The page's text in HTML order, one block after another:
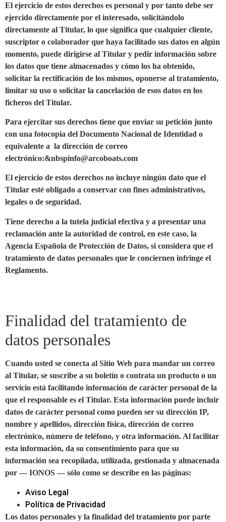
El ejercicio de estos derechos es personal y por tanto debe ser
ejercido directamente por el interesado, solicitándolo
directamente al Titular, lo que significa que cualquier cliente,
suscriptor o colaborador que haya facilitado sus datos en algún
momento, puede dirigirse al Titular y pedir información sobre
los datos que tiene almacenados y cómo los ha obtenido,
solicitar la rectificación de los mismos, oponerse al tratamiento,
limitar su uso o solicitar la cancelación de esos datos en los
ficheros del Titular.
Para ejercitar sus derechos tiene que enviar su petición junto
con una fotocopia del Documento Nacional de Identidad o
equivalente a la dirección de correo
electrónico:&nbspinfo@arcoboats.com
El ejercicio de estos derechos no incluye ningún dato que el
Titular esté obligado a conservar con fines administrativos,
legales o de seguridad.
Tiene derecho a la tutela judicial efectiva y a presentar una
reclamación ante la autoridad de control, en este caso, la
Agencia Española de Protección de Datos, si considera que el
tratamiento de datos personales que le conciernen infringe el
Reglamento.
Finalidad del tratamiento de
datos personales
Cuando usted se conecta al Sitio Web para mandar un correo
al Titular, se suscribe a su boletín o contrata un producto o un
servicio está facilitando información de carácter personal de la
que el responsable es el Titular. Esta información puede incluir
datos de carácter personal como pueden ser su dirección IP,
nombre y apellidos, dirección física, dirección de correo
electrónico, número de teléfono, y otra información. Al facilitar
esta información, da su consentimiento para que su
información sea recopilada, utilizada, gestionada y almacenada
por — IONOS — sólo como se describe en las páginas:
Aviso Legal
Política de Privacidad
Los datos personales y la finalidad del tratamiento por parte